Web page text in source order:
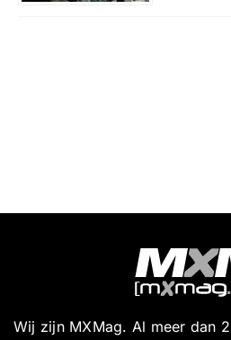
Wij zijn MXMag. Al meer dan